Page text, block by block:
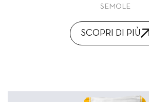
SEMOLE
SCOPRI DI PIÙ